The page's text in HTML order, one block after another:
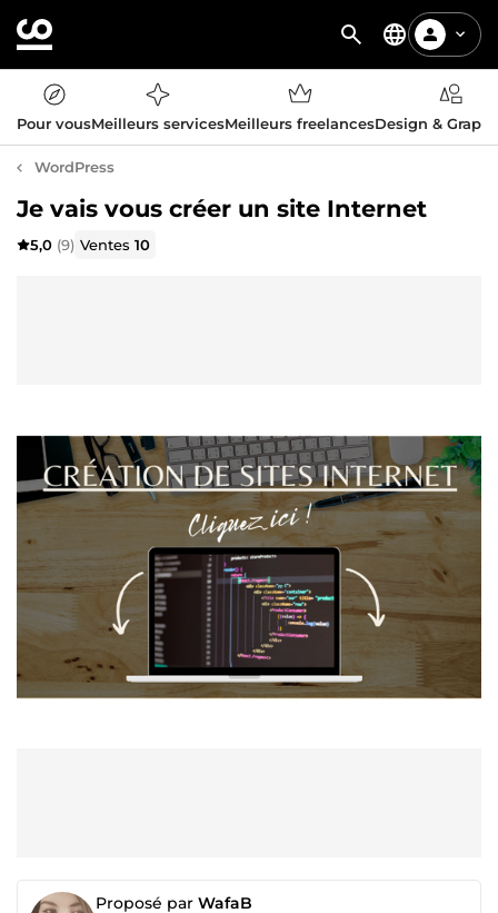
Pour vousMeilleurs servicesMeilleurs freelancesDesign &
WordPress
Je vais vous créer un site Internet
5,0 (9) Ventes10
Proposé par WafaB